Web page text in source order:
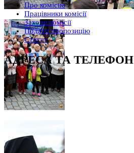
Про комісію
Працівники комісії
Заходи комісії
Подати пропозицію
Статут
АДРЕСА ТА ТЕЛЕФОН